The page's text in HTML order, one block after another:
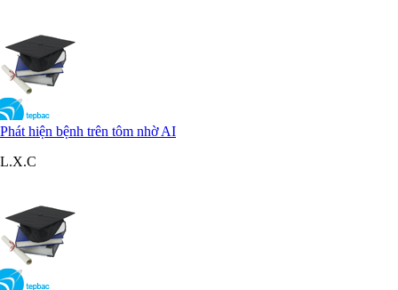
Phát hiện bệnh trên tôm nhờ AI
L.X.C